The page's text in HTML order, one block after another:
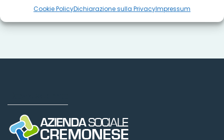
Cookie PolicyDichiarazione sulla PrivacyImpressum